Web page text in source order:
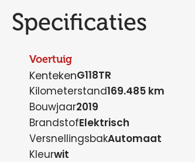
Specificaties
Voertuig
KentekenG118TR
Kilometerstand169.485 km
Bouwjaar2019
BrandstofElektrisch
VersnellingsbakAutomaat
Kleurwit